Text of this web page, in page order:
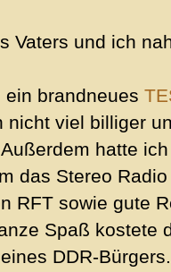
Vaters und ich
brandneues
nicht viel billiger
hatte
das Stereo
RFT sowie gute
Spaß kostete
DDR-